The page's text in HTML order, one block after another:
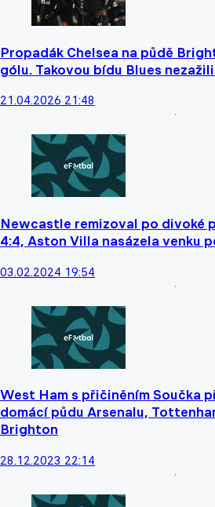
Propadák Chelsea na půdě
gólu. Takovou bídu Blues
21.04.2026 21:48
Newcastle remizoval po divoké
4:4, Aston Villa nasázela venku
03.02.2024 19:54
West Ham s přičiněním Součka
domácí půdu Arsenalu,
Brighton
28.12.2023 22:14